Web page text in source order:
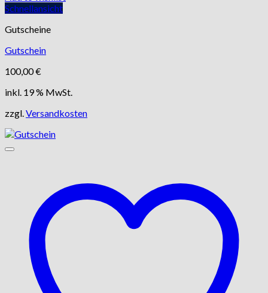
Schnellansicht
Gutscheine
Gutschein
100,00€
inkl. 19 % MwSt.
zzgl.Versandkosten